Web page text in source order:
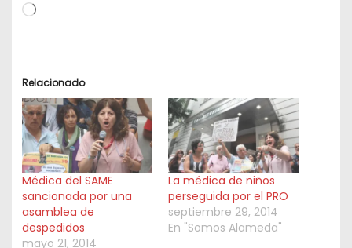
L
d
i
n
g
…
Relacionado
Médica del SAME
sancionada por una
asamblea de
despedidos
mayo 21, 2014
La médica de niños
perseguida por el PRO
septiembre 29, 2014
En "Somos Alameda"